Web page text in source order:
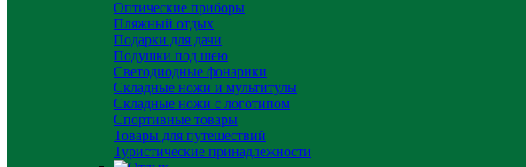
Оптические приборы
Пляжный отдых
Подарки для дачи
Подушки под шею
Светодиодные фонарики
Складные ножи и мультитулы
Складные ножи с логотипом
Спортивные товары
Товары для путешествий
Туристические принадлежности